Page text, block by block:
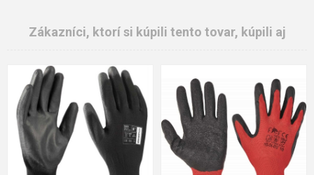
Zákazníci, ktorí si kúpili tento tovar, kúpili aj